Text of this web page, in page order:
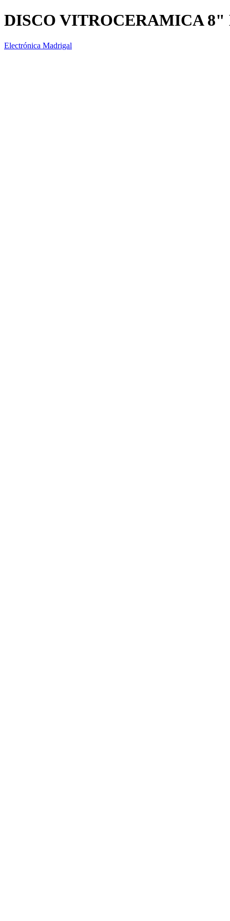
DISCO VITROCERAMICA 8"
Electrónica Madrigal